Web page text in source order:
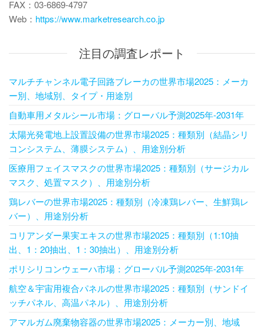
FAX：03-6869-4797
Web： https://www.marketresearch.co.jp
注目の調査レポート
マルチチャンネル電子回路ブレーカの世界市場2025：メーカ
ー別、地域別、タイプ・用途別
自動車用メタルシール市場：グローバル予測2025年-2031年
太陽光発電地上設置設備の世界市場2025：種類別（結晶シリ
コンシステム、薄膜システム）、用途別分析
医療用フェイスマスクの世界市場2025：種類別（サージカル
マスク、処置マスク）、用途別分析
鶏レバーの世界市場2025：種類別（冷凍鶏レバー、生鮮鶏レ
バー）、用途別分析
コリアンダー果実エキスの世界市場2025：種類別（1:10抽
出、1：20抽出、1：30抽出）、用途別分析
ポリシリコンウェーハ市場：グローバル予測2025年-2031年
航空＆宇宙用複合パネルの世界市場2025：種類別（サンドイ
ッチパネル、高温パネル）、用途別分析
アマルガム廃棄物容器の世界市場2025：メーカー別、地域